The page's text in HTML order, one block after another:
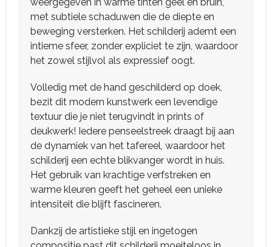
met subtiele schaduwen die de diepte en
beweging versterken. Het schilderij ademt een
intieme sfeer, zonder expliciet te zijn, waardoor
het zowel stijlvol als expressief oogt.
Volledig met de hand geschilderd op doek,
bezit dit modern kunstwerk een levendige
textuur die je niet terugvindt in prints of
deukwerk! Iedere penseelstreek draagt bij aan
de dynamiek van het tafereel, waardoor het
schilderij een echte blikvanger wordt in huis.
Het gebruik van krachtige verfstreken en
warme kleuren geeft het geheel een unieke
intensiteit die blijft fascineren.
Dankzij de artistieke stijl en ingetogen